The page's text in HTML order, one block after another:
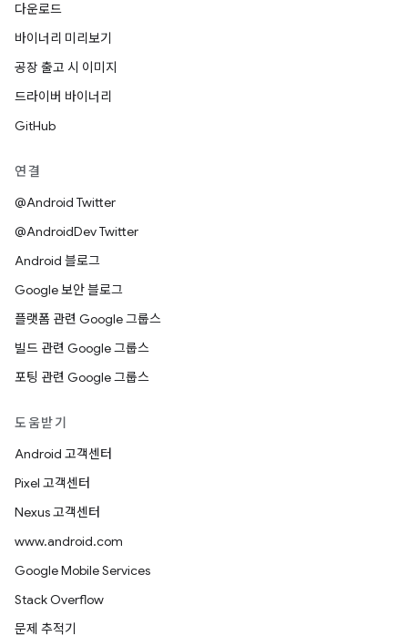
다운로드
바이너리 미리보기
공장 출고 시 이미지
드라이버 바이너리
GitHub
연결
@Android Twitter
@AndroidDev Twitter
Android 블로그
Google 보안 블로그
플랫폼 관련 Google 그룹스
빌드 관련 Google 그룹스
포팅 관련 Google 그룹스
도움받기
Android 고객센터
Pixel 고객센터
Nexus 고객센터
www.android.com
Google Mobile Services
Stack Overflow
문제 추적기